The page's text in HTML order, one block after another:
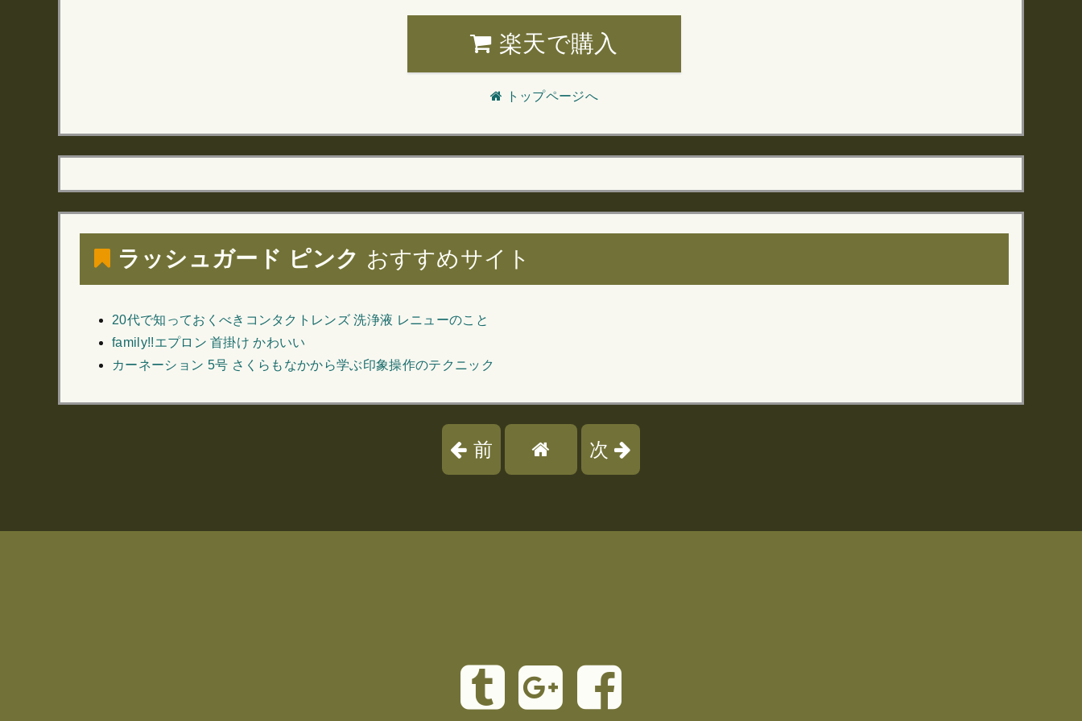
楽天で購入
トップページへ
ラッシュガード ピンク おすすめサイト
20代で知っておくべきコンタクトレンズ 洗浄液 レニューのこと
family!!エプロン 首掛け かわいい
カーネーション 5号 さくらもなかから学ぶ印象操作のテクニック
前 次